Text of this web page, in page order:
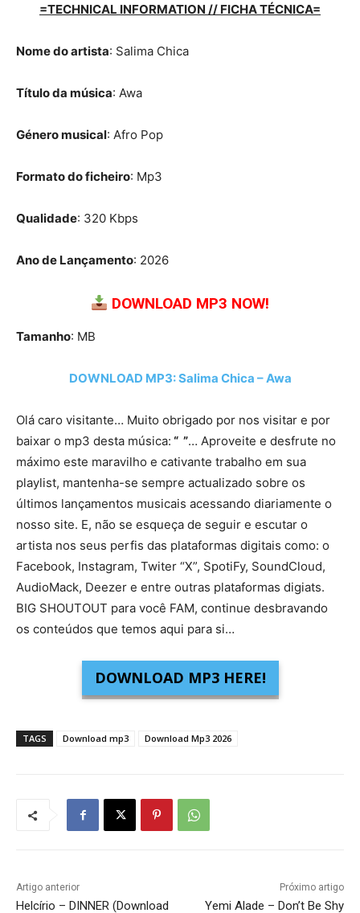
=TECHNICAL INFORMATION // FICHA TÉCNICA=
Nome do artista: Salima Chica
Título da música: Awa
Género musical: Afro Pop
Formato do ficheiro: Mp3
Qualidade: 320 Kbps
Ano de Lançamento: 2026
DOWNLOAD MP3 NOW!
Tamanho: MB
DOWNLOAD MP3: Salima Chica – Awa
Olá caro visitante… Muito obrigado por nos visitar e por
baixar o mp3 desta música: “ ”… Aproveite e desfrute no
máximo este maravilho e cativante trabalho em sua
playlist, mantenha-se sempre actualizado sobre os
últimos lançamentos musicais acessando diariamente o
nosso site. E, não se esqueça de seguir e escutar o
artista nos seus perfis das plataformas digitais como: o
Facebook, Instagram, Twiter “X”, SpotiFy, SoundCloud,
AudioMack, Deezer e entre outras plataformas digiats.
BIG SHOUTOUT para você FAM, continue desbravando
os conteúdos que temos aqui para si…
DOWNLOAD MP3 HERE!
TAGS Download mp3 Download Mp3 2026
Artigo anterior
Helcírio – DINNER (Download
Próximo artigo
Yemi Alade – Don’t Be Shy